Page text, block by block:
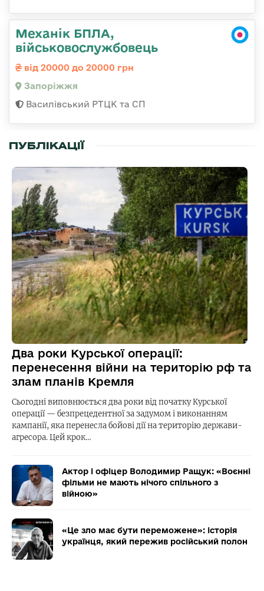
Механік БПЛА,
військовослужбовець
від 20000 до 20000 грн
Запоріжжя
Василівський РТЦК та СП
ПУБЛІКАЦІЇ
Два роки Курської операції:
перенесення війни на територію рф та
злам планів Кремля
Сьогодні виповнюється два роки від початку Курської
операції — безпрецедентної за задумом і виконанням
кампанії, яка перенесла бойові дії на територію держави-
агресора. Цей крок…
Актор і офіцер Володимир Ращук: «Воєнні
фільми не мають нічого спільного з
війною»
«Це зло має бути переможене»: історія
українця, який пережив російський полон